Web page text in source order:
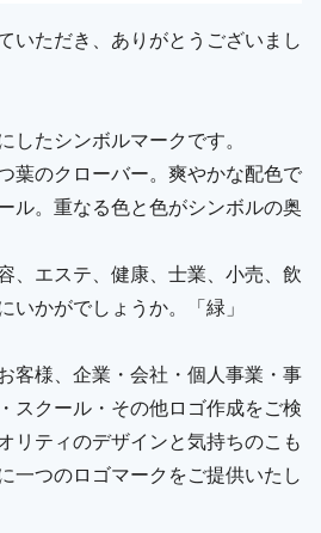
いただき、ありがとうございまし
したシンボルマークです。
葉のクローバー。爽やかな配色で
ル。重なる色と色がシンボルの奥
、エステ、健康、士業、小売、飲
いかがでしょうか。「緑」
客様、企業・会社・個人事業・事
スクール・その他ロゴ作成をご検
リティのデザインと気持ちのこも
一つのロゴマークをご提供いたし